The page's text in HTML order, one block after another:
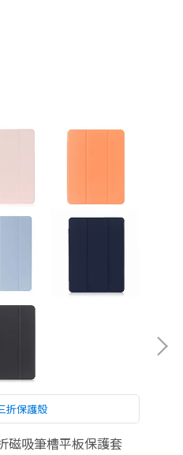
折保護殼
磁吸筆槽平板保護套